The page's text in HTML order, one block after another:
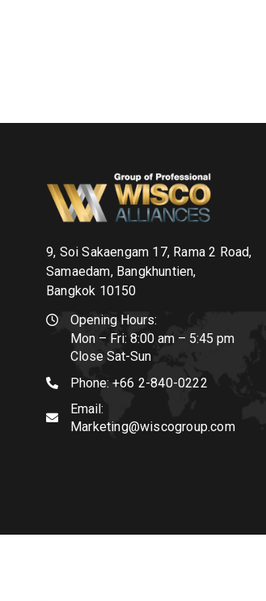
9, Soi Sakaengam 17, Rama 2 Road,
Samaedam, Bangkhuntien,
Bangkok 10150
Opening Hours:
Mon – Fri: 8:00 am – 5:45 pm
Close Sat-Sun
Phone: +66 2-840-0222
Email:
Marketing@wiscogroup.com